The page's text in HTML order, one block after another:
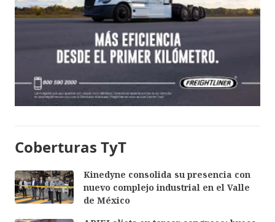
Coberturas TyT
Kinedyne consolida su presencia con
nuevo complejo industrial en el Valle
de México